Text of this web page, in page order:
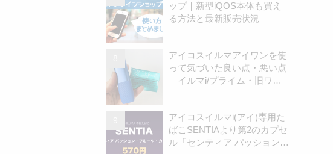
ップ｜新型iQOS本体も買え
る方法と最新販売状況
アイコスイルマアイワンを使
って気づいた良い点・悪い点
｜イルマi/プライム・旧ワン
アイコスイルマi(アイ)専用た
ばこSENTIAより第2のカプセ
ル「センティア パッション・